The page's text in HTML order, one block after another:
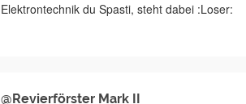
Elektrontechnik du Spasti, steht dabei :Loser:
@Revierförster Mark II